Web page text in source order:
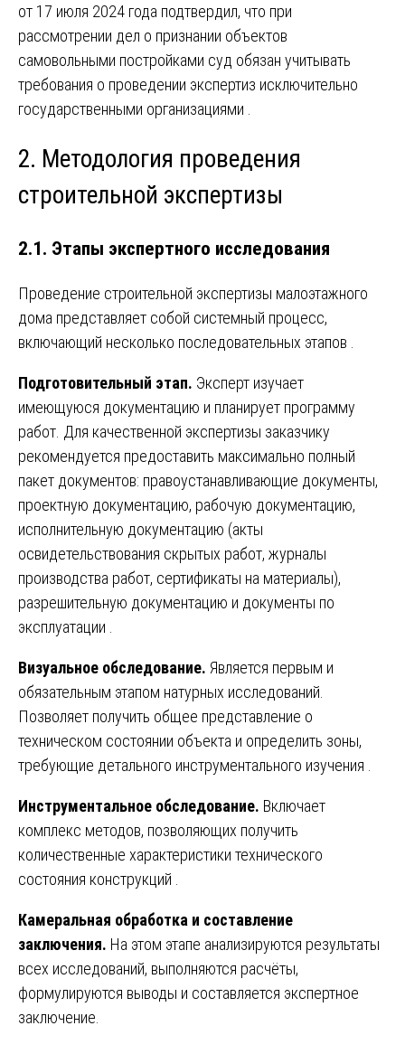
от 17 июля 2024 года подтвердил, что при
рассмотрении дел о признании объектов
самовольными постройками суд обязан учитывать
требования о проведении экспертиз исключительно
государственными организациями
2. Методология проведения
строительной экспертизы
2.1. Этапы экспертного исследования
Проведение строительной экспертизы малоэтажного
дома представляет собой системный процесс,
включающий несколько последовательных этапов
Подготовительный этап. Эксперт изучает
имеющуюся документацию и планирует программу
работ. Для качественной экспертизы заказчику
рекомендуется предоставить максимально полный
пакет документов: правоустанавливающие документы,
проектную документацию, рабочую документацию,
исполнительную документацию (акты
освидетельствования скрытых работ, журналы
производства работ, сертификаты на материалы),
разрешительную документацию и документы по
эксплуатации
Визуальное обследование. Является первым и
обязательным этапом натурных исследований.
Позволяет получить общее представление о
техническом состоянии объекта и определить зоны,
требующие детального инструментального изучения
Инструментальное обследование. Включает
комплекс методов, позволяющих получить
количественные характеристики технического
состояния конструкций
Камеральная обработка и составление
заключения. На этом этапе анализируются результаты
всех исследований, выполняются расчёты,
формулируются выводы и составляется экспертное
заключение.